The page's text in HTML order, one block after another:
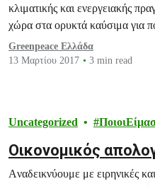
κλιματικής και ενεργειακής
χώρα στα ορυκτά καύσιμα για
Greenpeace Ελλάδα
13 Μαρτίου 2017
3 min read
Uncategorized
Οικονομικός
Aναδεικνύουμε με ειρηνικές